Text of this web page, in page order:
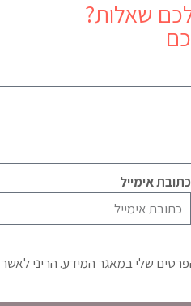
שאלות?
כתובת אימייל
שלי במאגר המידע. הריני לאשר